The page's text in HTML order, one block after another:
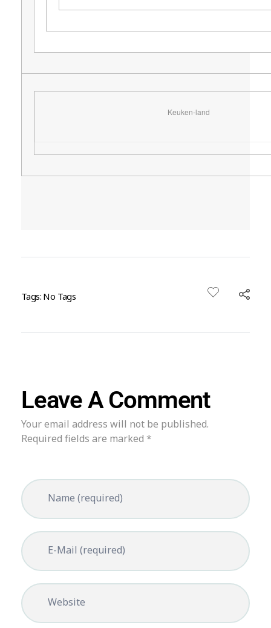
Keuken-land
Tags: No Tags
Leave A Comment
Your email address will not be published.
Required fields are marked *
Name (required)
E-Mail (required)
Website